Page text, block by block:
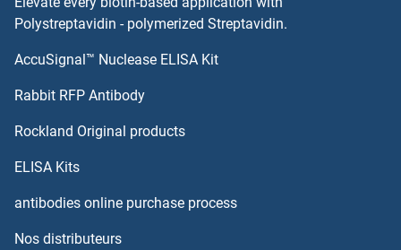
HOXB1 Anticorps
HOXA9 Anticorps
HOXD9 Anticorps
HPCAL1 Anticorps
Polystreptavidin - polymerized Streptavidin.
AccuSignal™ Nuclease ELISA Kit
Rabbit RFP Antibody
Rockland Original products
ELISA Kits
antibodies online purchase process
Nos distributeurs